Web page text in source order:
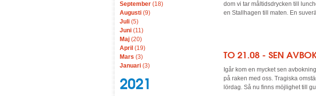
September (18)
Augusti (9)
Juli (5)
Juni (11)
Maj (20)
April (19)
Mars (3)
Januari (3)
2021
dom vi tar måltidsdrycken till
en Stallhagen till maten. En
TO 21.08 - SEN
Igår kom en mycket sen
på raken med oss. Tragiska
lördag. Så nu finns möjlighet till